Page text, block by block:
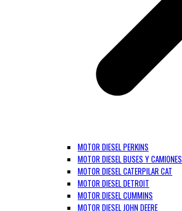
MOTOR DIESEL PERKINS
MOTOR DIESEL BUSES Y CAMIONES
MOTOR DIESEL CATERPILAR CAT
MOTOR DIESEL DETROIT
MOTOR DIESEL CUMMINS
MOTOR DIESEL JOHN DEERE